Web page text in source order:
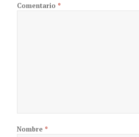
Comentario*
Nombre*